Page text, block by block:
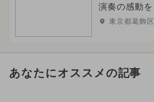
演奏の感動を
東京都葛飾区
あなたにオススメの記事